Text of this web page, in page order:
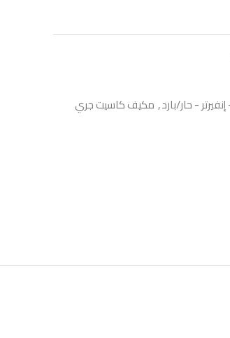
- حار/بارد, مكيف كاسيت جري